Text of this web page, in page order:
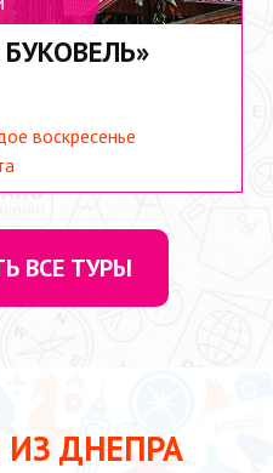
воскресенье
ВСЕ ТУРЫ
ИЗ ДНЕПРА